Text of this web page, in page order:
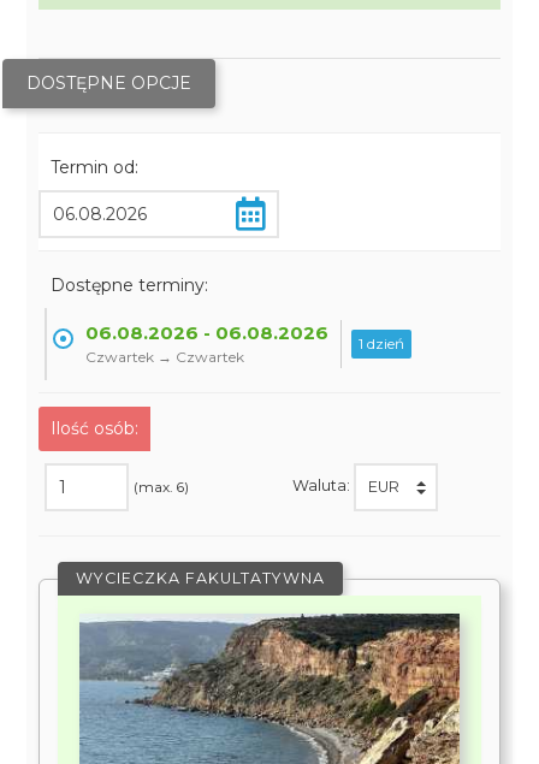
DOSTĘPNE OPCJE
Termin od:
Dostępne terminy:
06.08.2026 - 06.08.2026
Czwartek → Czwartek
1 dzień
Ilość osób:
(max. 6) Waluta:
WYCIECZKA FAKULTATYWNA